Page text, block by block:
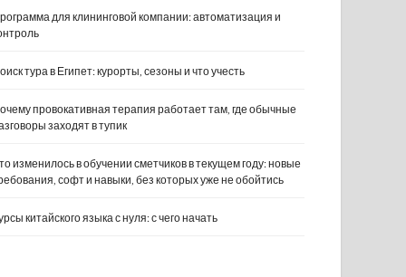
для клининговой компании: автоматизация и
тура в Египет: курорты, сезоны и что учесть
провокативная терапия работает там, где обычные
заходят в тупик
изменилось в обучении сметчиков в текущем году: новые
софт и навыки, без которых уже не обойтись
китайского языка с нуля: с чего начать